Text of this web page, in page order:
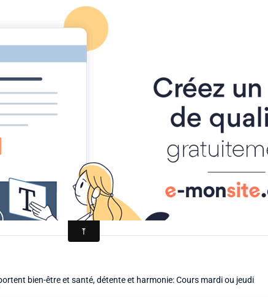
Agenda Contact
muscles profonds soutenant le squelette...
bien-être et santé, détente et harmonie: Cours mardi ou jeudi